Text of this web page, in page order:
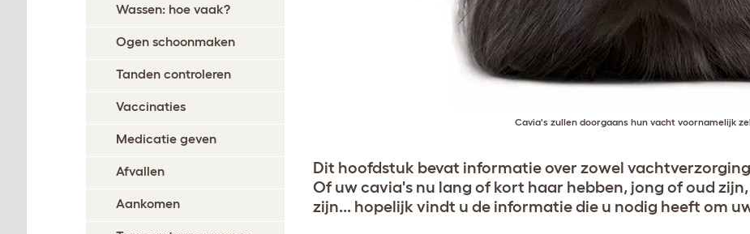
Wassen: hoe vaak?
Ogen schoonmaken
Tanden controleren
Vaccinaties
Medicatie geven
Afvallen
Aankomen
Cavia's zullen doorgaans hun vacht voornamelijk
Dit hoofdstuk bevat informatie over zowel
Of uw cavia's nu lang of kort haar hebben, jong of oud
zijn... hopelijk vindt u de informatie die u nodig heeft om